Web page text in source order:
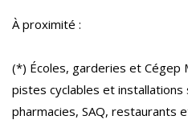
À proximité :
(*) Écoles, garderies et Cégep
pistes cyclables et
pharmacies, SAQ, restaurants